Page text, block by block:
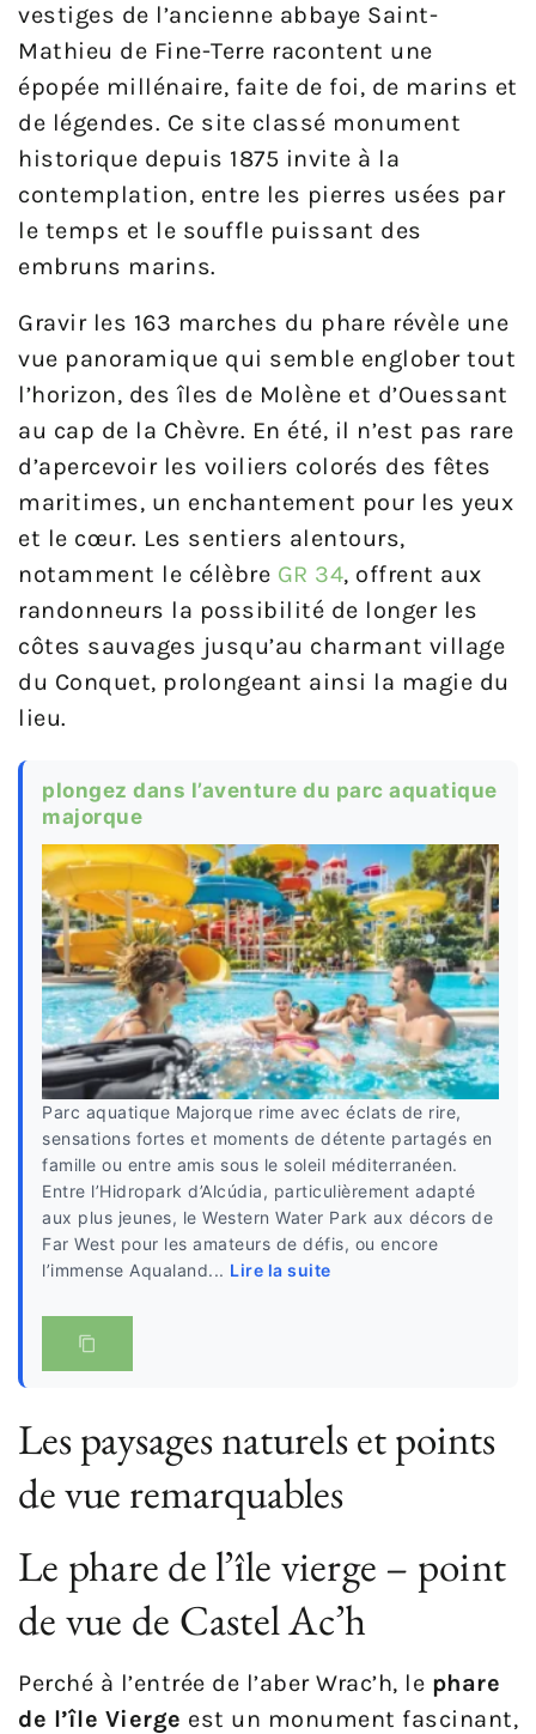
vestiges de l’ancienne abbaye Saint-
Mathieu de Fine-Terre racontent une
épopée millénaire, faite de foi, de marins et
de légendes. Ce site classé monument
historique depuis 1875 invite à la
contemplation, entre les pierres usées par
le temps et le souffle puissant des
embruns marins.
Gravir les 163 marches du phare révèle une
vue panoramique qui semble englober tout
l’horizon, des îles de Molène et d’Ouessant
au cap de la Chèvre. En été, il n’est pas rare
d’apercevoir les voiliers colorés des fêtes
maritimes, un enchantement pour les yeux
et le cœur. Les sentiers alentours,
notamment le célèbre GR 34, offrent aux
randonneurs la possibilité de longer les
côtes sauvages jusqu’au charmant village
du Conquet, prolongeant ainsi la magie du
lieu.
plongez dans l’aventure du parc aquatique
majorque
Parc aquatique Majorque rime avec éclats de rire,
sensations fortes et moments de détente partagés en
famille ou entre amis sous le soleil méditerranéen.
Entre l’Hidropark d’Alcúdia, particulièrement adapté
aux plus jeunes, le Western Water Park aux décors de
Far West pour les amateurs de défis, ou encore
l’immense Aqualand... Lire la suite
Les paysages naturels et points
de vue remarquables
Le phare de l’île vierge – point
de vue de Castel Ac’h
Perché à l’entrée de l’aber Wrac’h, le phare
de l’île Vierge est un monument fascinant,